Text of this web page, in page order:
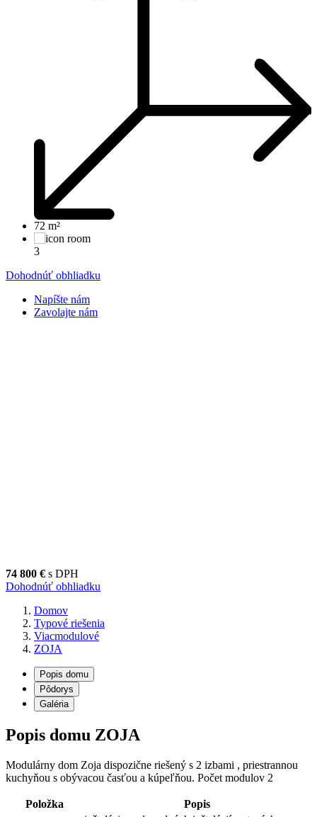
72 m²
3
Dohodnúť obhliadku
Napíšte nám
Zavolajte nám
74 800 € s DPH
Dohodnúť obhliadku
Domov
Typové riešenia
Viacmodulové
ZOJA
Popis domu
Pôdorys
Galéria
Popis domu ZOJA
Modulárny dom Zoja dispozične riešený s 2 izbami , priestrannou
kuchyňou s obývacou časťou a kúpeľňou. Počet modulov 2
Položka
Popis